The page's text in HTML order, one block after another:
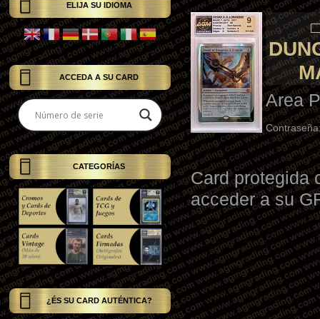
ELIJA SU IDIOMA
ACCEDA A SU CARD
CATEGORÍAS
¿ÉS SU CARD AUTÉNTICA?
Area
Card protegida
acceder a su